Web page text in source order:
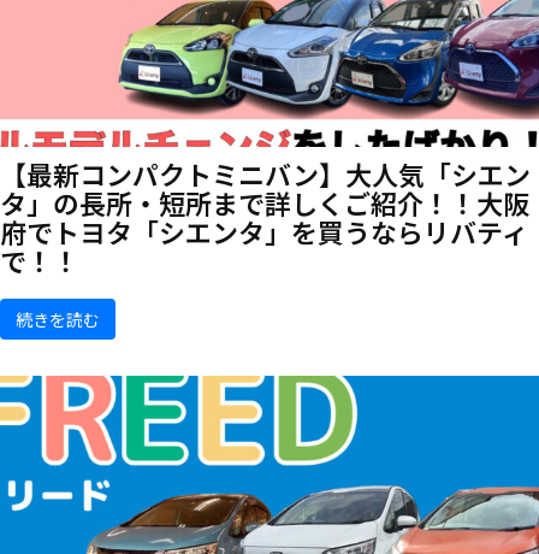
【最新コンパクトミニバン】大人気「シエン
タ」の長所・短所まで詳しくご紹介！！大阪
府でトヨタ「シエンタ」を買うならリバティ
で！！
続きを読む